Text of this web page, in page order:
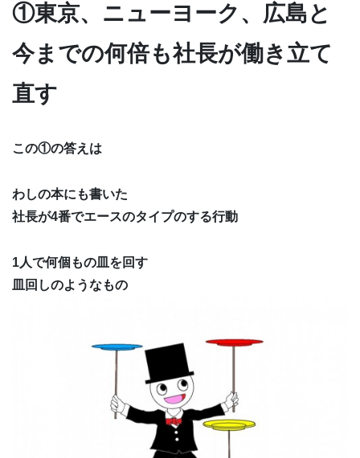
①東京、ニューヨーク、広島と
今までの何倍も社長が働き立て
直す
この①の答えは
わしの本にも書いた
社長が4番でエースのタイプのする行動
1人で何個もの皿を回す
皿回しのようなもの